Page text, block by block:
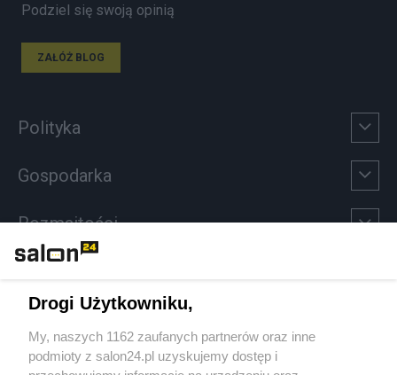
Podziel się swoją opinią
ZAŁÓŻ BLOG
Polityka
Gospodarka
Rozmaitości
Sport
Społeczeństwo
Drogi Użytkowniku,
My, naszych 1162 zaufanych partnerów oraz inne
podmioty z salon24.pl uzyskujemy dostęp i